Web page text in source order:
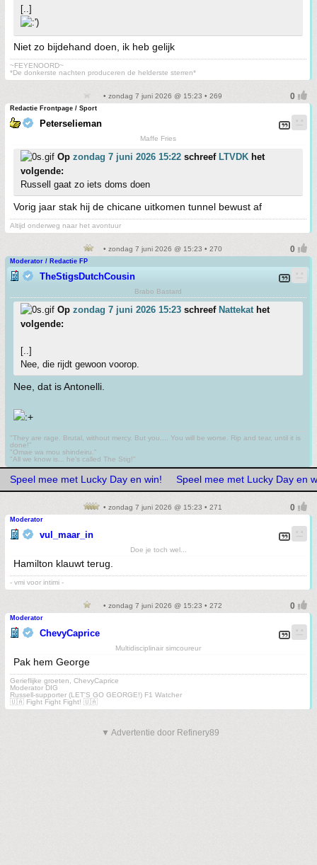
[..]
Niet zo bijdehand doen, ik heb gelijk
~FEYENOORD~
*De donkerste nachten produceren de helderste sterren*
• zondag 7 juni 2026 @ 15:23 • 269
Redactie Frontpage / Sport
Peterselieman
Maffe Fries
Op zondag 7 juni 2026 15:22 schreef LTVDK het
volgende:
Russell gaat zo iets doms doen
Vorig jaar stak hij de chicane uitkomen tunnel bewust af
Altijd onderweg naar het avontuur
• zondag 7 juni 2026 @ 15:23 • 270
Moderator / Redactie FP
TheStigsDutchCousin
Brabo Bastard
Op zondag 7 juni 2026 15:23 schreef Nattekathet
volgende:
[..]
Nee, die rijdt gewoon voorop.
Nee, dat is Antonelli.
"They are rage. Brutal, without mercy. But you.... You will be worse. Rip and tear, until it is
done!"
"Omae wa mou shindeiru."
"All we know is... he's called The Stig!"
Speel mee met Lucky Day en win! Speel mee met Lucky Day en
• zondag 7 juni 2026 @ 15:23 • 271
Moderator
vul_maar_in
Doe je toch wel...
Hamilton klauwt terug.
- vmi voor intimi -
• zondag 7 juni 2026 @ 15:23 • 272
Moderator
ChevyCaprice
Multidisciplinair simcoureur
Pak hem George
Gerieflijke groeten, ChevyCaprice
Moderator DIG
Russell-supporter (LET'S GO GEORGE!) F1 Watcher
🇺🇦 Fight Fight Fight! 🇺🇦
▼ Advertentie door Refinery89